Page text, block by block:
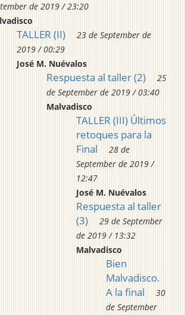
de 2019 / 23:20
TALLER (II)
23 de September de
2019 / 00:29
José M. Nuévalos
Respuesta al taller (2)
25
de September de 2019 / 03:40
Malvadisco
TALLER (III) Últimos
retoques para la
Final
28 de
September de 2019 /
12:47
José M. Nuévalos
Respuesta al taller
(3)
29 de September
de 2019 / 13:32
Malvadisco
Bien
Malvadisco.
A la final
30
de September